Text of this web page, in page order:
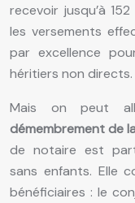
recevoir jusqu’à
les versements
par excellence
héritiers non directs.
Mais on peut
démembrement de
de notaire est
sans enfants. Elle
bénéficiaires : le